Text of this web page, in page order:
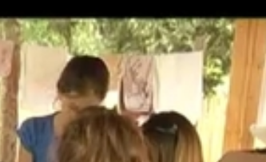
Karitász táborában. Akit jobban érdekel a
pedig kézműves foglalkozásokat